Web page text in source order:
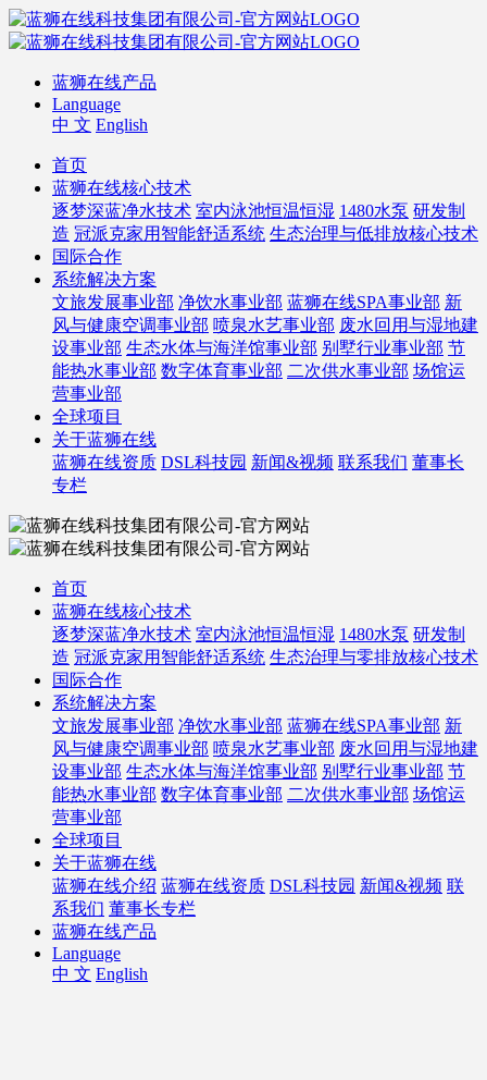
蓝狮在线产品
Language
中 文 English
首页
蓝狮在线核心技术
逐梦深蓝净水技术 室内泳池恒温恒湿 1480水泵 研发制
造 冠派克家用智能舒适系统 生态治理与低排放核心技术
国际合作
系统解决方案
文旅发展事业部 净饮水事业部 蓝狮在线SPA事业部 新
风与健康空调事业部 喷泉水艺事业部 废水回用与湿地建
设事业部 生态水体与海洋馆事业部 别墅行业事业部 节
能热水事业部 数字体育事业部 二次供水事业部 场馆运
营事业部
全球项目
关于蓝狮在线
蓝狮在线资质 DSL科技园 新闻&视频 联系我们 董事长
专栏
首页
蓝狮在线核心技术
逐梦深蓝净水技术 室内泳池恒温恒湿 1480水泵 研发制
造 冠派克家用智能舒适系统 生态治理与零排放核心技术
国际合作
系统解决方案
文旅发展事业部 净饮水事业部 蓝狮在线SPA事业部 新
风与健康空调事业部 喷泉水艺事业部 废水回用与湿地建
设事业部 生态水体与海洋馆事业部 别墅行业事业部 节
能热水事业部 数字体育事业部 二次供水事业部 场馆运
营事业部
全球项目
关于蓝狮在线
蓝狮在线介绍 蓝狮在线资质 DSL科技园 新闻&视频 联
系我们 董事长专栏
蓝狮在线产品
Language
中 文 English